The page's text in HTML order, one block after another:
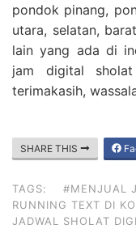
pondok pinang,
utara, selatan,
lain yang ada di
jam digital
terimakasih,
SHARE THIS
TAGS:
#MENJUAL
RUNNING TEXT DI
JADWAL SHOLAT